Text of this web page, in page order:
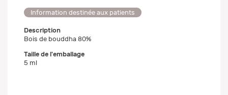
Information destinée aux patients
Description
Bois de bouddha 80%
Taille de l'emballage
5 ml